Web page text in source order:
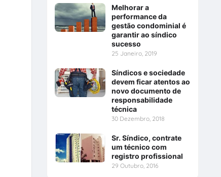
Melhorar a
performance da
gestão condominial é
garantir ao síndico
sucesso
25 Janeiro, 2019
Síndicos e sociedade
devem ficar atentos ao
novo documento de
responsabilidade
técnica
30 Dezembro, 2018
Sr. Síndico, contrate
um técnico com
registro profissional
29 Outubro, 2016